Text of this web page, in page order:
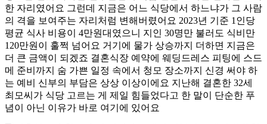
한 자리였어요 그런데 지금은 어느 식당에서 하느냐가 그 사람
의 격을 보여주는 자리처럼 변해버렸어요 2023년 기준 1인당
평균 식사 비용이 4만원대였으니 지인 30명만 불러도 식비만
120만원이 훌쩍 넘어요 거기에 물가 상승까지 더하면 지금은
더 큰 금액이 되겠죠 결혼식장 예약에 웨딩드레스 피팅에 스드
메 준비까지 숨 가쁜 일정 속에서 청모 장소까지 신경 써야 하
는 예비 신부의 부담은 상상 이상이에요 지난해 결혼한 32세
최모씨가 식당 고르는 게 제일 힘들었다고 한 말이 단순한 푸
념이 아닌 이유가 바로 여기에 있어요